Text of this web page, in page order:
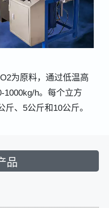
为原料，通过低温高
1000kg/h。每个立方
、5公斤和10公斤。
品